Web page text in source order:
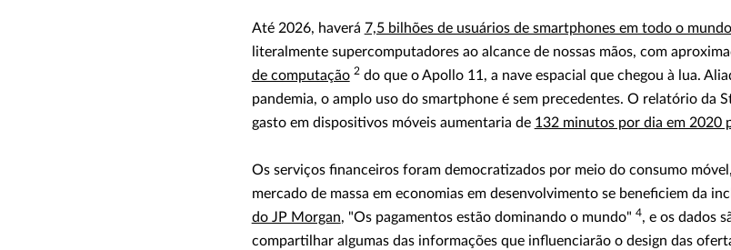
Até 2026, haverá 7,5 bilhões de usuários de smartphones em todo o mundo
literalmente supercomputadores ao alcance de nossas mãos, com
de computação 2do que o Apollo 11, a nave espacial que chegou à lua.
pandemia, o amplo uso do smartphone é sem precedentes. O relatório da
gasto em dispositivos móveis aumentaria de 132 minutos por dia em 2020
Os serviços financeiros foram democratizados por meio do consumo
mercado de massa em economias em desenvolvimento se beneficiem da
do JP Morgan, "Os pagamentos estão dominando o mundo" 4, e os dados
compartilhar algumas das informações que influenciarão o design das